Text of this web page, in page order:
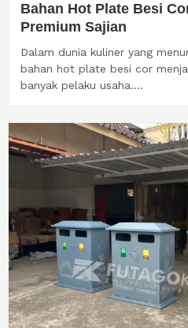
Bahan Hot Plate Besi
Premium Sajian
Dalam dunia kuliner yang
bahan hot plate besi cor
banyak pelaku usaha....